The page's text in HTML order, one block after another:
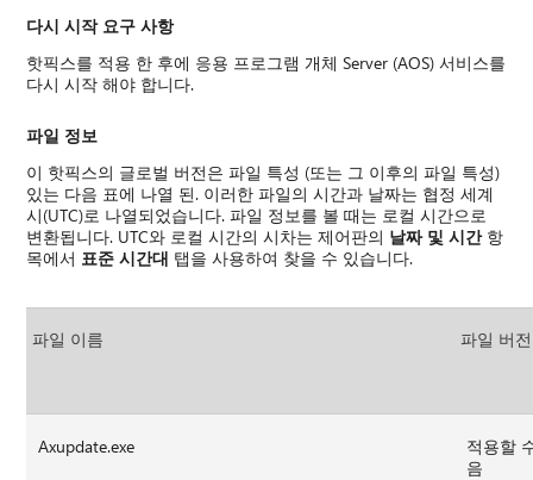
다시 시작 요구 사항
핫픽스를 적용 한 후에 응용 프로그램 개체 Server (AOS) 서비스를
다시 시작 해야 합니다.
파일 정보
이 핫픽스의 글로벌 버전은 파일 특성 (또는 그 이후의 파일 특성)
있는 다음 표에 나열 된. 이러한 파일의 시간과 날짜는 협정 세계
시(UTC)로 나열되었습니다. 파일 정보를 볼 때는 로컬 시간으로
변환됩니다. UTC와 로컬 시간의 시차는 제어판의 날짜 및 시간항
목에서 표준 시간대 탭을 사용하여 찾을 수 있습니다.
파일 이름 파일 버전
Axupdate.exe
적용할
음